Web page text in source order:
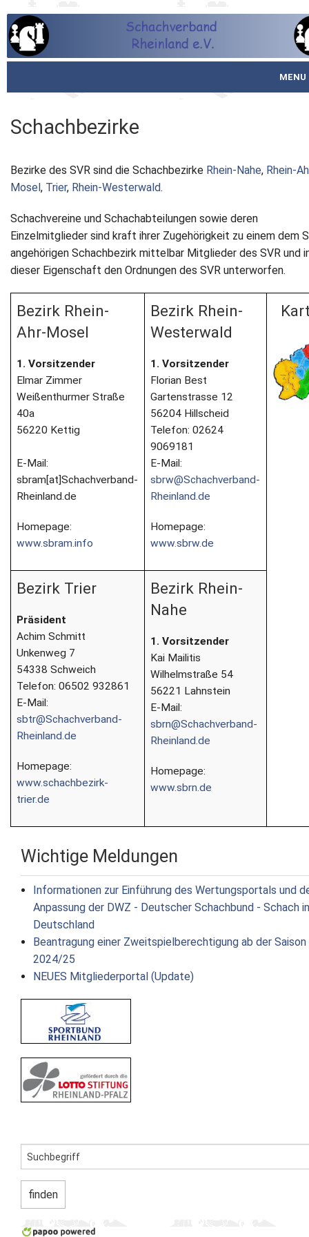
MENU
Spielbetrieb
Meistertafel
Fotos
Service
Newsletter
Kontakt
Impressum
Datenschutz
Schachbezirke
Bezirke des SVR sind die Schachbezirke Rhein-Nahe, Rhein-
Mosel, Trier, Rhein-Westerwald.
Schachvereine und Schachabteilungen sowie deren
Einzelmitglieder sind kraft ihrer Zugehörigkeit zu einem dem
angehörigen Schachbezirk mittelbar Mitglieder des SVR und
dieser Eigenschaft den Ordnungen des SVR unterworfen.
Bezirk Rhein-
Ahr-Mosel
1. Vorsitzender
Elmar Zimmer
Weißenthurmer Straße
40a
56220 Kettig
E-Mail:
sbram[at]Schachverband-
Rheinland.de
Homepage:
www.sbram.info
Bezirk Rhein-
Westerwald
1. Vorsitzender
Florian Best
Gartenstrasse 12
56204 Hillscheid
Telefon: 02624
9069181
E-Mail:
sbrw@Schachverband-
Rheinland.de
Homepage:
www.sbrw.de
Bezirk Trier
Präsident
Achim Schmitt
Unkenweg 7
54338 Schweich
Telefon: 06502 932861
E-Mail:
sbtr@Schachverband-
Rheinland.de
Homepage:
www.schachbezirk-
trier.de
Bezirk Rhein-
Nahe
1. Vorsitzender
Kai Mailitis
Wilhelmstraße 54
56221 Lahnstein
E-Mail:
sbrn@Schachverband-
Rheinland.de
Homepage:
www.sbrn.de
Wichtige Meldungen
Informationen zur Einführung des Wertungsportals und
Anpassung der DWZ - Deutscher Schachbund - Schach in
Deutschland
Beantragung einer Zweitspielberechtigung ab der Saison
2024/25
NEUES Mitgliederportal (Update)